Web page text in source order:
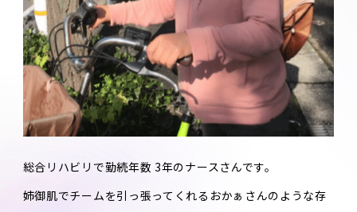
総合リハビリで勤続年数 3年のナースさんです。
姉御肌でチームを引っ張ってくれるおかぁさんのような存